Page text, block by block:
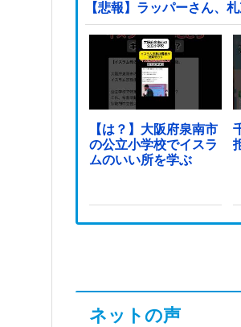
【悲報】ラッパーさん、
【は？】大阪府泉南市
の公立小学校でイスラ
ムのいい所を学ぶ
ネットの声